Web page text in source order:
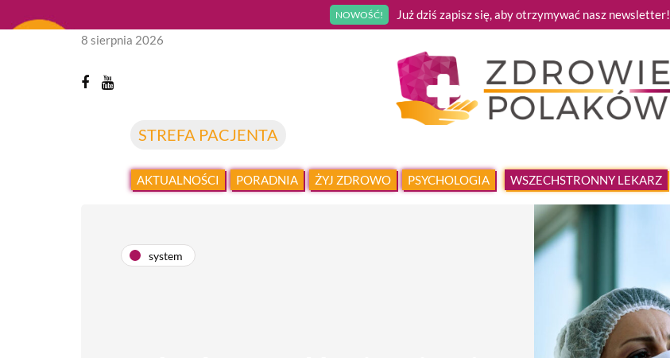
NOWOŚĆ! Już dziś zapisz się, aby otrzymywać nasz newsletter!
STREFA PACJENTA
8 sierpnia 2026
AKTUALNOŚCI PORADNIA ŻYJ ZDROWO PSYCHOLOGIA WSZECHSTRONNY LEKARZ
system